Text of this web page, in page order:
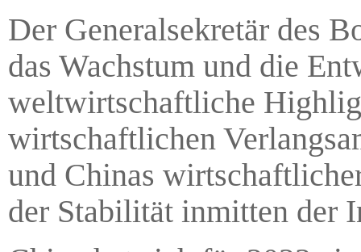
Der Generalsekretär des
das Wachstum und die
weltwirtschaftliche
wirtschaftlichen
und Chinas
der Stabilität inmitten der